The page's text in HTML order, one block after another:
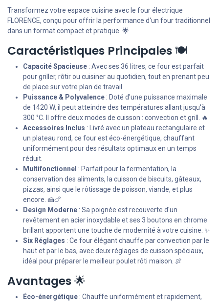
Transformez votre espace cuisine avec le four électrique
FLORENCE, conçu pour offrir la performance d'un four traditionnel
dans un format compact et pratique. 🌟
Caractéristiques Principales 🍽️
Capacité Spacieuse : Avec ses 36 litres, ce four est parfait
pour griller, rôtir ou cuisiner au quotidien, tout en prenant peu
de place sur votre plan de travail.
Puissance & Polyvalence : Doté d'une puissance maximale
de 1420 W, il peut atteindre des températures allant jusqu'à
300 °C. Il offre deux modes de cuisson : convection et grill. 🔥
Accessoires Inclus : Livré avec un plateau rectangulaire et
un plateau rond, ce four est éco-énergétique, chauffant
uniformément pour des résultats optimaux en un temps
réduit.
Multifonctionnel : Parfait pour la fermentation, la
conservation des aliments, la cuisson de biscuits, gâteaux,
pizzas, ainsi que le rôtissage de poisson, viande, et plus
encore. 🍰🍗
Design Moderne : Sa poignée est recouverte d'un
revêtement en acier inoxydable et ses 3 boutons en chrome
brillant apportent une touche de modernité à votre cuisine. ✨
Six Réglages : Ce four élégant chauffe par convection par le
haut et par le bas, avec deux réglages de cuisson spéciaux,
idéal pour préparer le meilleur poulet rôti maison. 🍖
Avantages🌟
Éco-énergétique : Chauffe uniformément et rapidement,